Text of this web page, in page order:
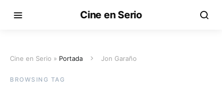
Cine en Serio
Cine en Serio » Portada Jon Garaño
BROWSING TAG